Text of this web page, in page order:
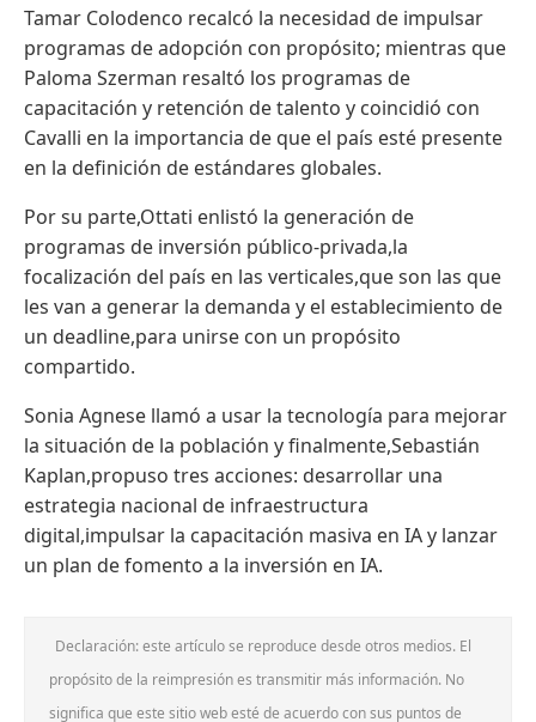
Tamar Colodenco recalcó la necesidad de impulsar
programas de adopción con propósito; mientras que
Paloma Szerman resaltó los programas de
capacitación y retención de talento y coincidió con
Cavalli en la importancia de que el país esté presente
en la definición de estándares globales.
Por su parte,Ottati enlistó la generación de
programas de inversión público-privada,la
focalización del país en las verticales,que son las que
les van a generar la demanda y el establecimiento de
un deadline,para unirse con un propósito
compartido.
Sonia Agnese llamó a usar la tecnología para mejorar
la situación de la población y finalmente,Sebastián
Kaplan,propuso tres acciones: desarrollar una
estrategia nacional de infraestructura
digital,impulsar la capacitación masiva en IA y lanzar
un plan de fomento a la inversión en IA.
Declaración: este artículo se reproduce desde otros medios. El
propósito de la reimpresión es transmitir más información. No
significa que este sitio web esté de acuerdo con sus puntos de